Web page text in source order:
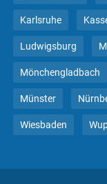
Karlsruhe
Ludwigsburg
Mönchengladbach
Münster
Wiesbaden